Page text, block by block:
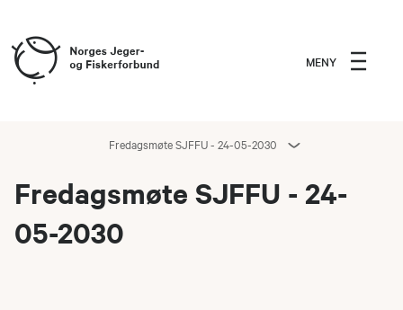
MENY
Fredagsmøte SJFFU - 24-05-2030
Fredagsmøte SJFFU - 24-
05-2030